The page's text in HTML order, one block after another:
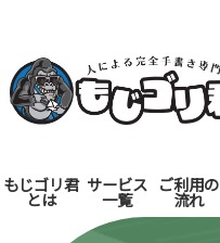
もじゴリ君
とは
サービス
一覧
ご利用の
流れ